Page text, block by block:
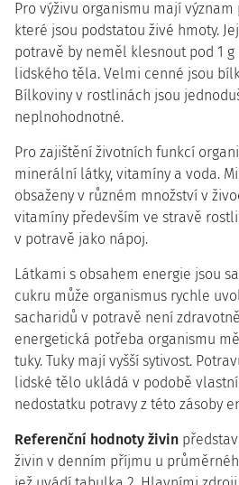
Pro výživu organismu mají
které jsou podstatou živé hmoty.
potravě by neměl klesnout pod 1
lidského těla. Velmi cenné jsou
Bílkoviny v rostlinách jsou
neplnohodnotné.
Pro zajištění životních funkcí
minerální látky, vitamíny a voda.
obsaženy v různém množství v
vitamíny především ve stravě
v potravě jako nápoj.
Látkami s obsahem energie jsou
cukru může organismus rychle
sacharidů v potravě není
energetická potřeba organismu
tuky. Tuky mají vyšší sytivost.
lidské tělo ukládá v podobě
nedostatku potravy z této zásoby
Referenční hodnoty živin
živin v denním příjmu u